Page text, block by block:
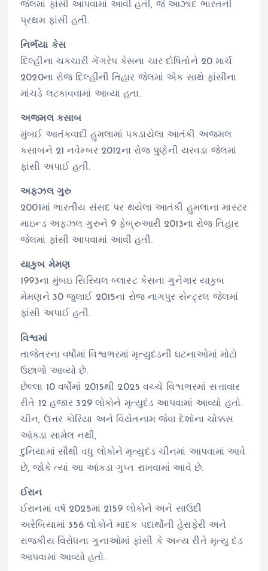
જેલમાં ફાંસી આપવામાં આવી હતી, જે આઝાદ ભારતની
પ્રથમ ફાંસી હતી.
નિર્ભયા કેસ
દિલ્હીના ચકચારી ગેંગરેપ કેસના ચાર દોષિતોને 20 માર્ચ
2020ના રોજ દિલ્હીની તિહાર જેલમાં એક સાથે ફાંસીના
માંચડે લટકાવવામાં આવ્યા હતા.
અજમલ કસાબ
મુંબઈ આતંકવાદી હુમલામાં પકડાયેલા આતંકી અજમલ
કસાબને 21 નવેમ્બર 2012ના રોજ પુણેની યરવડા જેલમાં
ફાંસી અપાઈ હતી.
અફઝલ ગુરુ
2001માં ભારતીય સંસદ પર થયેલા આતંકી હુમલાના માસ્ટર
માઇન્ડ અફઝલ ગુરુને 9 ફેબ્રુઆરી 2013ના રોજ તિહાર
જેલમાં ફાંસી આપવામાં આવી હતી.
યાકુબ મેમણ
1993ના મુંબઇ સિરિયલ બ્લાસ્ટ કેસના ગુનેગાર યાકુબ
મેમણને 30 જુલાઈ 2015ના રોજ નાગપુર સેન્ટ્રલ જેલમાં
ફાંસી અપાઈ હતી.
વિશ્વમાં
તાજેતરના વર્ષોમાં વિશ્વભરમાં મૃત્યુદંડની ઘટનાઓમાં મોટો
ઉછાળો આવ્યો છે.
છેલ્લા 10 વર્ષોમાં 2015થી 2025 વચ્ચે વિશ્વભરમાં સત્તાવાર
રીતે 12 હજાર 329 લોકોને મૃત્યુદંડ આપવામાં આવ્યો હતો.
ચીન, ઉત્તર કોરિયા અને વિયેતનામ જેવા દેશોના ચોક્કસ
આંકડા સામેલ નથી,
દુનિયામાં સૌથી વધુ લોકોને મૃત્યુદંડ ચીનમાં આપવામાં આવે
છે, જોકે ત્યાં આ આંકડા ગુપ્ત રાખવામાં આવે છે.
ઈરાન
ઈરાનમાં વર્ષ 2025માં 2159 લોકોને અને સાઉદી
અરેબિયામાં 356 લોકોને માદક પદાર્થોની હેરાફેરી અને
રાજકીય વિરોધના ગુનાઓમાં ફાંસી કે અન્ય રીતે મૃત્યુ દંડ
આપવામાં આવ્યો હતો.